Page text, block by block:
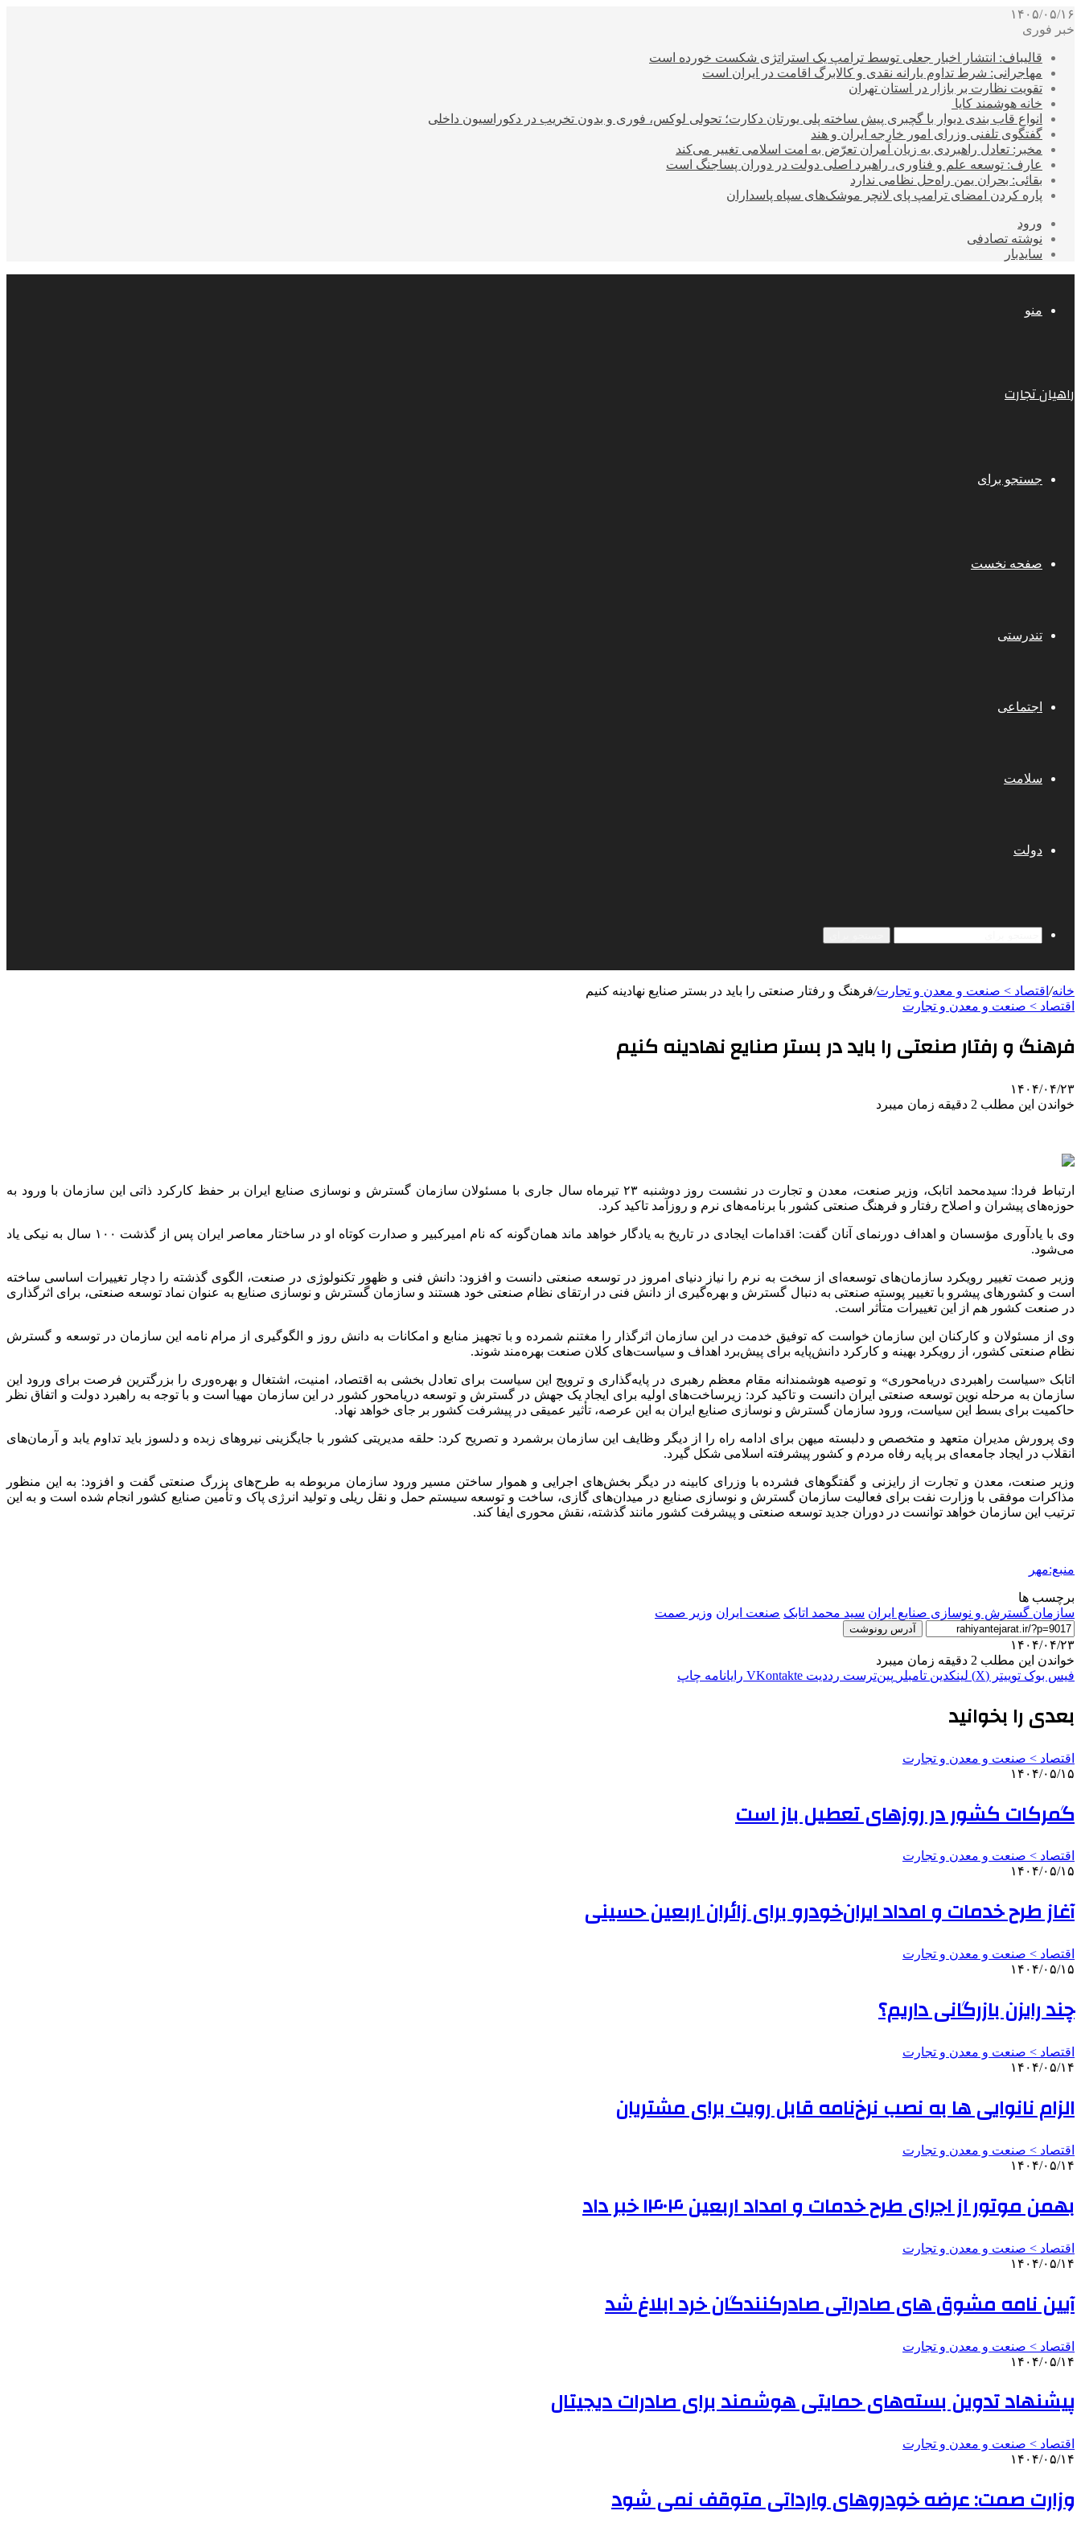
۱۴۰۵/۰۵/۱۶
خبر فوری
قالیباف: انتشار اخبار جعلی توسط ترامپ یک استراتژی شکست خورده است
مهاجرانی: شرط تداوم یارانه نقدی و کالابرگ اقامت در ایران است
تقویت نظارت بر بازار در استان تهران
خانه هوشمند کایا
انواع قاب بندی دیوار با گچبری پیش ساخته پلی یورتان دکارت؛ تحولی لوکس، فوری و بدون تخریب در دکوراسیون داخلی
گفتگوی تلفنی وزرای امور خارجه ایران و هند
مخبر: تعادل راهبردی به زیان آمران تعرّض به امت اسلامی تغییر می‌کند
عارف: توسعه علم و فناوری، راهبرد اصلی دولت در دوران پساجنگ است
بقائی: بحران یمن راه‌حل نظامی ندارد
پاره کردن امضای ترامپ پای لانچر موشک‌های سپاه پاسداران
ورود
نوشته تصادفی
سایدبار
منو
راهیان تجارت
جستجو برای
صفحه نخست
تندرستی
اجتماعی
سلامت
دولت
خانه/ اقتصاد > صنعت و معدن و تجارت/فرهنگ و رفتار صنعتی را باید در بستر صنایع نهادینه کنیم
اقتصاد > صنعت و معدن و تجارت
فرهنگ و رفتار صنعتی را باید در بستر صنایع نهادینه کنیم
۱۴۰۴/۰۴/۲۳
خواندن این مطلب 2 دقیقه زمان میبرد
ارتباط فردا: سیدمحمد اتابک، وزیر صنعت، معدن و تجارت در نشست روز دوشنبه ۲۳ تیرماه سال جاری با مسئولان سازمان گسترش و نوسازی صنایع ایران بر حفظ کارکرد ذاتی این سازمان با ورود به
حوزه‌های پیشران و اصلاح رفتار و فرهنگ صنعتی کشور با برنامه‌های نرم و روزآمد تاکید کرد.
وی با یادآوری مؤسسان و اهداف دورنمای آنان گفت: اقدامات ایجادی در تاریخ به یادگار خواهد ماند همان‌گونه که نام امیرکبیر و صدارت کوتاه او در ساختار معاصر ایران پس از گذشت ۱۰۰ سال به نیکی یاد
می‌شود.
وزیر صمت تغییر رویکرد سازمان‌های توسعه‌ای از سخت به نرم را نیاز دنیای امروز در توسعه صنعتی دانست و افزود: دانش فنی و ظهور تکنولوژی در صنعت، الگوی گذشته را دچار تغییرات اساسی ساخته
است و کشورهای پیشرو با تغییر پوسته صنعتی به دنبال گسترش و بهره‌گیری از دانش فنی در ارتقای نظام صنعتی خود هستند و سازمان گسترش و نوسازی صنایع به عنوان نماد توسعه صنعتی، برای اثرگذاری
در صنعت کشور هم از این تغییرات متأثر است.
وی از مسئولان و کارکنان این سازمان خواست که توفیق خدمت در این سازمان اثرگذار را مغتنم شمرده و با تجهیز منابع و امکانات به دانش روز و الگوگیری از مرام نامه این سازمان در توسعه و گسترش
نظام صنعتی کشور، از رویکرد بهینه و کارکرد دانش‌پایه برای پیش‌برد اهداف و سیاست‌های کلان صنعت بهره‌مند شوند.
اتابک «سیاست راهبردیدریامحوری» و توصیه هوشمندانه مقام معظم رهبری در پایه‌گذاری و ترویج این سیاست برای تعادل بخشی به اقتصاد، امنیت، اشتغال و بهره‌وری را بزرگترین فرصت برای ورود این
سازمان به مرحله نوین توسعه صنعتی ایران دانست و تاکید کرد: زیرساخت‌های اولیه برای ایجاد یک جهش در گسترش و توسعه دریامحور کشور در این سازمان مهیا است و با توجه به راهبرد دولت و اتفاق نظر
حاکمیت برای بسط این سیاست، ورود سازمان گسترش و نوسازی صنایع ایران به این عرصه، تأثیر عمیقی در پیشرفت کشور بر جای خواهد نهاد.
وی پرورش مدیران متعهد و متخصص و دلبسته میهن برای ادامه راه را از دیگر وظایف این سازمان برشمرد و تصریح کرد: حلقه مدیریتی کشور با جایگزینی نیروهای زبده و دلسوز باید تداوم یابد و آرمان‌های
انقلاب در ایجاد جامعه‌ای بر پایه رفاه مردم و کشور پیشرفته اسلامی شکل گیرد.
وزیر صنعت، معدن و تجارت از رایزنی و گفتگوهای فشرده با وزرای کابینه در دیگر بخش‌های اجرایی و هموار ساختن مسیر ورود سازمان مربوطه به طرح‌های بزرگ صنعتی گفت و افزود: به این منظور
مذاکرات موفقی با وزارت نفت برای فعالیت سازمان گسترش و نوسازی صنایع در میدان‌های گازی، ساخت و توسعه سیستم حمل و نقل ریلی و تولید انرژی پاک و تأمین صنایع کشور انجام شده است و به این
ترتیب این سازمان خواهد توانست در دوران جدید توسعه صنعتی و پیشرفت کشور مانند گذشته، نقش محوری ایفا کند.
منبع:مهر
برچسب ها
سازمان گسترش و نوسازی صنایع ایران سید محمد اتابک صنعت ایران وزیر صمت
آدرس رونوشت
۱۴۰۴/۰۴/۲۳
خواندن این مطلب 2 دقیقه زمان میبرد
فیس بوک توییتر (X) لینکدین ‫تامبلر ‫پین‌ترست ‫رددیت ‫VKontakte رایانامه چاپ
بعدی را بخوانید
اقتصاد > صنعت و معدن و تجارت
۱۴۰۴/۰۵/۱۵
گمرکات کشور در روزهای تعطیل باز است
اقتصاد > صنعت و معدن و تجارت
۱۴۰۴/۰۵/۱۵
آغاز طرح خدمات و امداد ایران‌خودرو برای زائران اربعین حسینی
اقتصاد > صنعت و معدن و تجارت
۱۴۰۴/۰۵/۱۵
چند رایزن بازرگانی داریم؟
اقتصاد > صنعت و معدن و تجارت
۱۴۰۴/۰۵/۱۴
الزام نانوایی ها به نصب نرخ‌نامه قابل رویت برای مشتریان
اقتصاد > صنعت و معدن و تجارت
۱۴۰۴/۰۵/۱۴
بهمن موتور از اجرای طرح خدمات و امداد اربعین ۱۴۰۴ خبر داد
اقتصاد > صنعت و معدن و تجارت
۱۴۰۴/۰۵/۱۴
آیین نامه مشوق های صادراتی صادرکنندگان خرد ابلاغ شد
اقتصاد > صنعت و معدن و تجارت
۱۴۰۴/۰۵/۱۴
پیشنهاد تدوین بسته‌های حمایتی هوشمند برای صادرات دیجیتال
اقتصاد > صنعت و معدن و تجارت
۱۴۰۴/۰۵/۱۴
وزارت صمت: عرضه خودروهای وارداتی متوقف نمی شود